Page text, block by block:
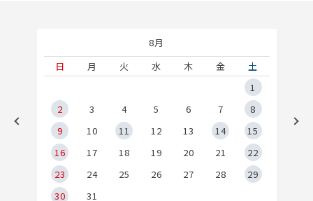
8月
日
月 火 水 木 金
土
1
2
3 4 5 6 7
8
9
10 11 12 13 14
15
16
17 18 19 20 21
22
23
24 25 26 27 28
29
30
31